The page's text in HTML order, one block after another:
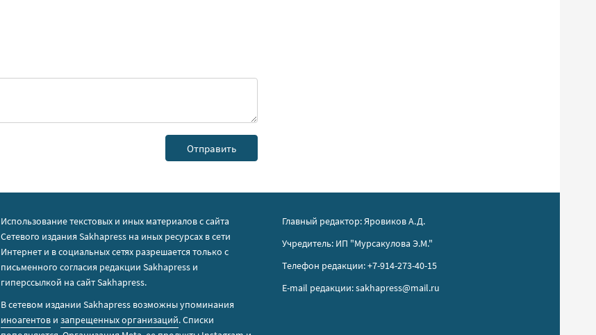
Использование текстовых и иных материалов с сайта
Сетевого издания Sakhapress на иных ресурсах в сети
Интернет и в социальных сетях разрешается только с
письменного согласия редакции Sakhapress и
гиперссылкой на сайт Sakhapress.
В сетевом издании Sakhapress возможны упоминания
иноагентов изапрещенных организаций. Списки
Главный редактор: Яровиков А.Д.
Учредитель: ИП "Мурсакулова Э.М."
Телефон редакции: +7-914-273-40-15
E-mail редакции: sakhapress@mail.ru